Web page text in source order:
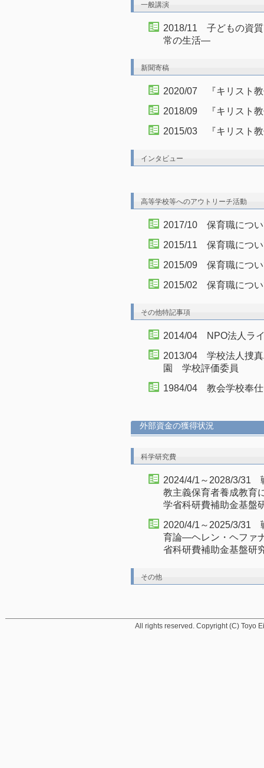
一般講演
2018/11 子どもの資
常の生活―
新聞寄稿
2020/07 『キリスト
2018/09 『キリスト
2015/03 『キリスト
インタビュー
高等学校等へのアウトリーチ活動
2017/10 保育職につい
2015/11 保育職につい
2015/09 保育職につい
2015/02 保育職につい
その他特記事項
2014/04 NPO法人ラ
2013/04 学校法人捜真
園 学校評価委員
1984/04 教会学校奉仕
外部資金の獲得状況
科学研究費
2024/4/1～2028/3/31
教主義保育者養成教育
学省科研費補助金基盤
2020/4/1～2025/3/31
育論―ヘレン・ヘファ
省科研費補助金基盤研
その他